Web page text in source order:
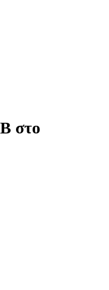
στο